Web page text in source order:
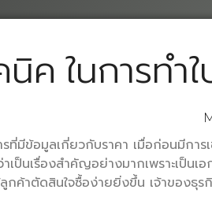
ค ในการทำ
รที่มีข้อมูลเกี่ยวกับราคา เมื่อก่อนมีก
เป็นเรื่องสำคัญอย่างมากเพราะเป็น
กค้าตัดสินใจซื้อง่ายยิ่งขึ้น เจ้าของธุ